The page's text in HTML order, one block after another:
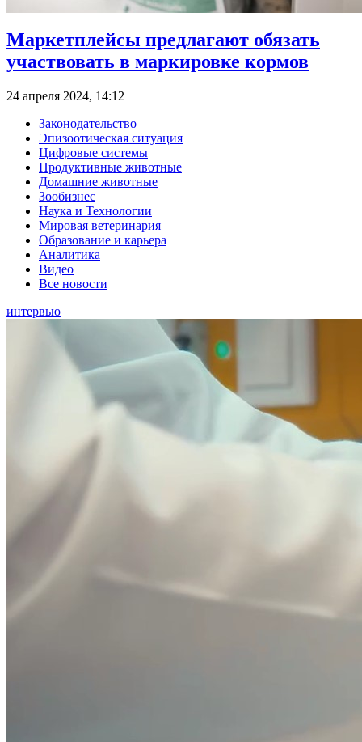
Маркетплейсы предлагают обязать
участвовать в маркировке кормов
24 апреля 2024, 14:12
Законодательство
Эпизоотическая ситуация
Цифровые системы
Продуктивные животные
Домашние животные
Зообизнес
Наука и Технологии
Мировая ветеринария
Образование и карьера
Аналитика
Видео
Все новости
интервью